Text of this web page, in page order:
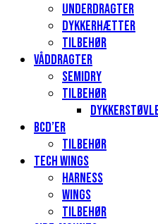
Underdragter
Dykkerhætter
Tilbehør
Våddragter
Semidry
Tilbehør
BCD’er
Tilbehør
Tech Wings
Harness
Wings
Tilbehør